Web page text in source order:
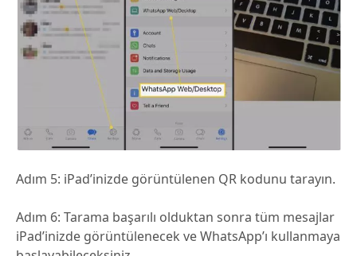
Adım 5: iPad’inizde görüntülenen QR kodunu tarayın.
Adım 6: Tarama başarılı olduktan sonra tüm mesajlar
iPad’inizde görüntülenecek ve WhatsApp’ı kullanmaya